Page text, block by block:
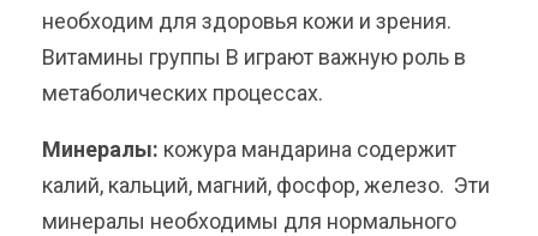
необходим для здоровья кожи и зрения.
Витамины группы В играют важную роль в
метаболических процессах.
Минералы: кожура мандарина содержит
калий, кальций, магний, фосфор, железо. Эти
минералы необходимы для нормального